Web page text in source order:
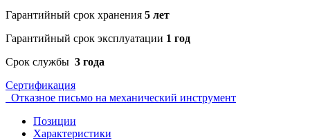
Гарантийный срок хранения 5 лет
Гарантийный срок эксплуатации 1 год
Срок службы 3 года
Сертификация
Отказное письмо на механический инструмент
Позиции
Характеристики